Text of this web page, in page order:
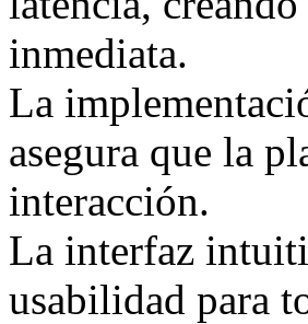
inmediata.
La
asegura que la
interacción.
La interfaz
usabilidad para